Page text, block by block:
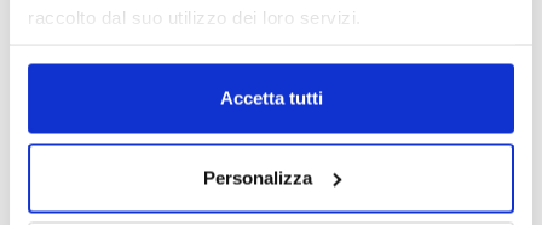
raccolto dal suo utilizzo dei loro servizi.
Accetta tutti
Personalizza